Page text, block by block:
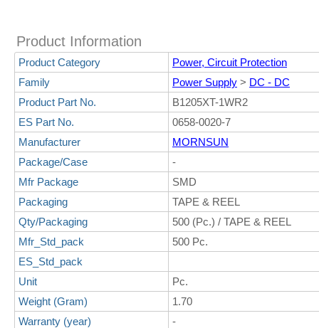
Product Information
Product Category
Power, Circuit Protection
Family
Power Supply > DC - DC
Product Part No.
B1205XT-1WR2
ES Part No.
0658-0020-7
Manufacturer
MORNSUN
Package/Case
-
Mfr Package
SMD
Packaging
TAPE & REEL
Qty/Packaging
500 (Pc.) / TAPE & REEL
Mfr_Std_pack
500 Pc.
ES_Std_pack
Unit
Pc.
Weight (Gram)
1.70
Warranty (year)
-